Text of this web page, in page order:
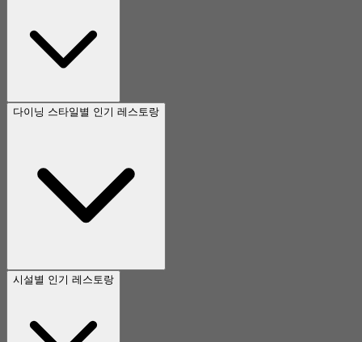
다이닝 스타일별 인기 레스토랑
시설별 인기 레스토랑